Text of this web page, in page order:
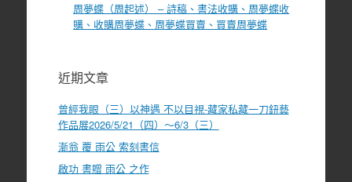
周夢蝶（周起述） – 詩稿、書法收購、周夢蝶收
購、收購周夢蝶、周夢蝶買賣、買賣周夢蝶
近期文章
曾經我眼（三）以神遇 不以目視-藏家私藏一刀鈕藝
作品展2026/5/21（四）～6/3（三）
漸翁 覆 雨公 索刻書信
啟功 書贈 雨公 之作